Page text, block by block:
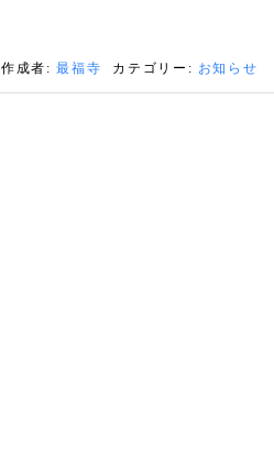
作成者:最福寺 カテゴリー: お知らせ